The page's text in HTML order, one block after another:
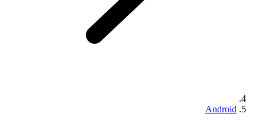
Android